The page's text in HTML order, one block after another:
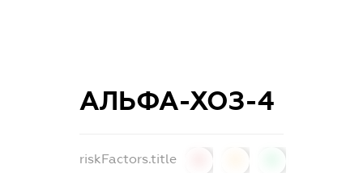
АЛЬФА-ХОЗ-4
riskFactors.title